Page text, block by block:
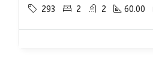
293 2 2 60.00